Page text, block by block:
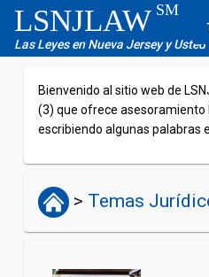
LSNJLAW SM
Las Leyes en Nueva Jersey y Usted
Bienvenido al sitio web de
(3) que ofrece asesoramiento
escribiendo algunas palabras
> Temas